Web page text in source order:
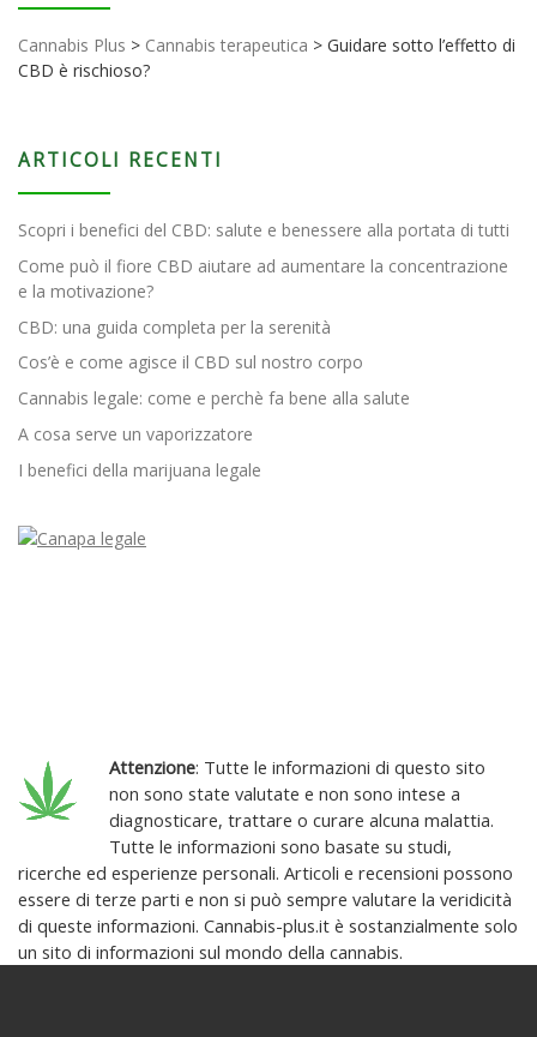
Cannabis Plus > Cannabis terapeutica > Guidare sotto l’effetto di
CBD è rischioso?
ARTICOLI RECENTI
Scopri i benefici del CBD: salute e benessere alla portata di tutti
Come può il fiore CBD aiutare ad aumentare la concentrazione
e la motivazione?
CBD: una guida completa per la serenità
Cos’è e come agisce il CBD sul nostro corpo
Cannabis legale: come e perchè fa bene alla salute
A cosa serve un vaporizzatore
I benefici della marijuana legale
Attenzione: Tutte le informazioni di questo sito
non sono state valutate e non sono intese a
diagnosticare, trattare o curare alcuna malattia.
Tutte le informazioni sono basate su studi,
ricerche ed esperienze personali. Articoli e recensioni possono
essere di terze parti e non si può sempre valutare la veridicità
di queste informazioni. Cannabis-plus.it è sostanzialmente solo
un sito di informazioni sul mondo della cannabis.